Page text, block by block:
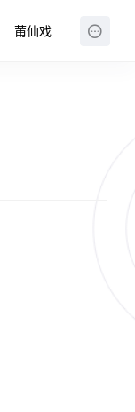
莆仙戏